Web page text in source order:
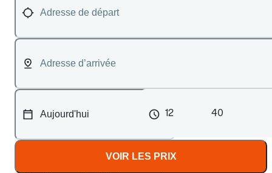
12 40
VOIR LES PRIX